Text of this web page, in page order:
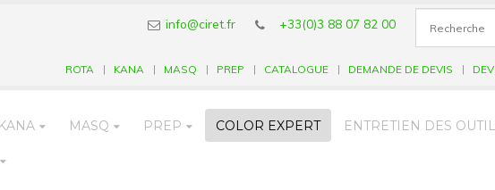
info@ciret.fr +33(0)3 88 07 82 00
ROTA KANA MASQ PREP CATALOGUE DEMANDE DE DEVIS
KANA MASQ PREP COLOR EXPERT ENTRETIEN DES